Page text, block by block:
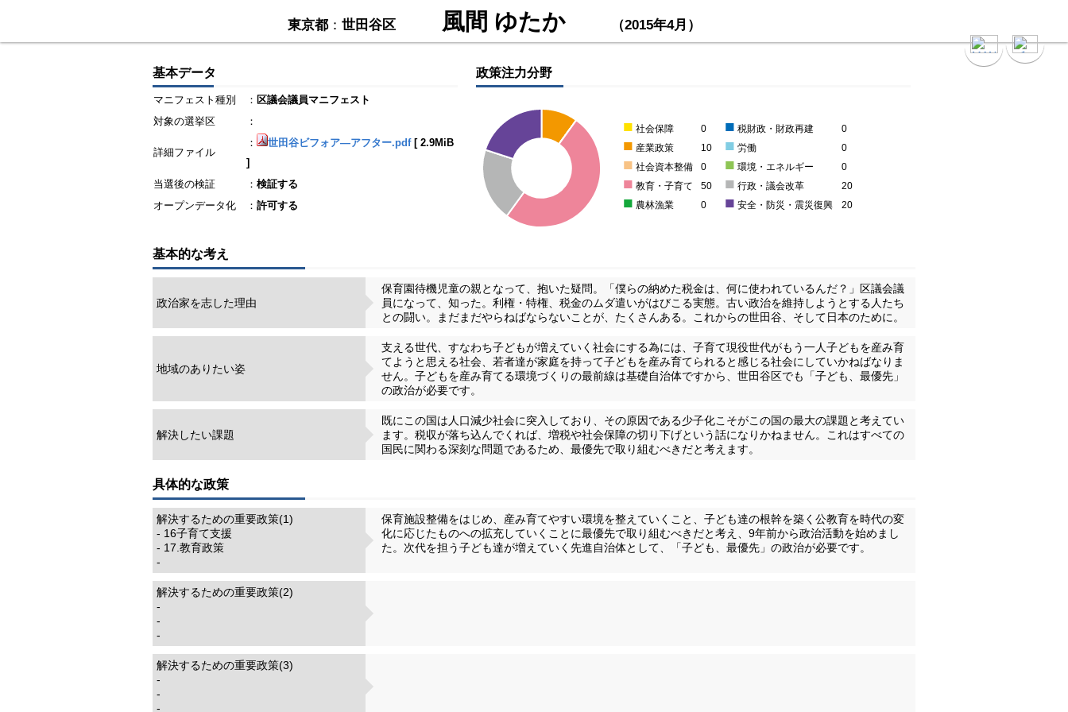
東京都： 世田谷区 風間 ゆたか （2015年4月）
基本データ
マニフェスト種別 ： 区議会議員マニフェスト
対象の選挙区
：
詳細ファイル
： 世田谷ビフォア―アフター.pdf[ 2.9MiB
]
当選後の検証
： 検証する
オープンデータ化
： 許可する
政策注力分野
■ 社会保障 0 ■ 税財政・財政再建 0
■ 産業政策 10 ■ 労働 0
■ 社会資本整備 0 ■ 環境・エネルギー 0
■ 教育・子育て 50 ■ 行政・議会改革 20
■ 農林漁業 0 ■ 安全・防災・震災復興 20
基本的な考え
政治家を志した理由
保育園待機児童の親となって、抱いた疑問。「僕らの納めた税金は、何に使われているんだ？」区議会議
員になって、知った。利権・特権、税金のムダ遣いがはびこる実態。古い政治を維持しようとする人たち
との闘い。まだまだやらねばならないことが、たくさんある。これからの世田谷、そして日本のために。
地域のありたい姿
支える世代、すなわち子どもが増えていく社会にする為には、子育て現役世代がもう一人子どもを産み育
てようと思える社会、若者達が家庭を持って子どもを産み育てられると感じる社会にしていかねばなりま
せん。子どもを産み育てる環境づくりの最前線は基礎自治体ですから、世田谷区でも「子ども、最優先」
の政治が必要です。
解決したい課題
既にこの国は人口減少社会に突入しており、その原因である少子化こそがこの国の最大の課題と考えてい
ます。税収が落ち込んでくれば、増税や社会保障の切り下げという話になりかねません。これはすべての
国民に関わる深刻な問題であるため、最優先で取り組むべきだと考えます。
具体的な政策
解決するための重要政策(1)
- 16子育て支援
- 17.教育政策
-
保育施設整備をはじめ、産み育てやすい環境を整えていくこと、子ども達の根幹を築く公教育を時代の変
化に応じたものへの拡充していくことに最優先で取り組むべきだと考え、9年前から政治活動を始めまし
た。次代を担う子ども達が増えていく先進自治体として、「子ども、最優先」の政治が必要です。
解決するための重要政策(2)
-
-
-
解決するための重要政策(3)
-
-
-